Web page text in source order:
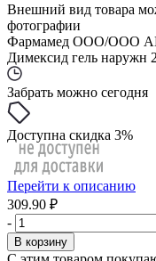
Внешний вид товара
фотографии
Фармамед ООО/ООО
Димексид гель наружн
Забрать можно сегодня
Доступна скидка 3%
Перейти к описанию
309.90 ₽
-
В корзину